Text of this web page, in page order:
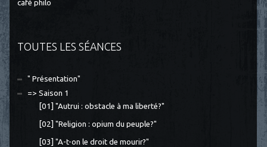
café philo
TOUTES LES SÉANCES
" Présentation"
=> Saison 1
[01] "Autrui : obstacle à ma liberté?"
[02] "Religion : opium du peuple?"
[03] "A-t-on le droit de mourir?"